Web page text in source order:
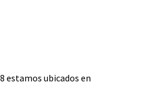
estamos ubicados en